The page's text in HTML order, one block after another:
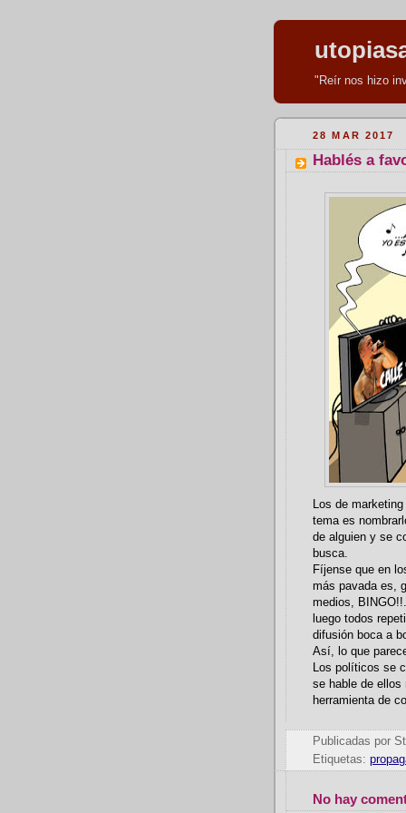
"Reír nos hizo
28 MAR 2017
Hablés a
Los de
tema es
de alguien y se
busca.
Fíjense que en
más pavada es,
medios,
luego todos
difusión boca a
Así, lo que
Los políticos se
se hable de ellos
herramienta de
Publicadas por
Etiquetas:
No hay